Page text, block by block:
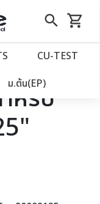
close
search
Skip
to
shopping_cart
รถเข็น
CU‑TEST
ม.ต้น(EP)
หรับ